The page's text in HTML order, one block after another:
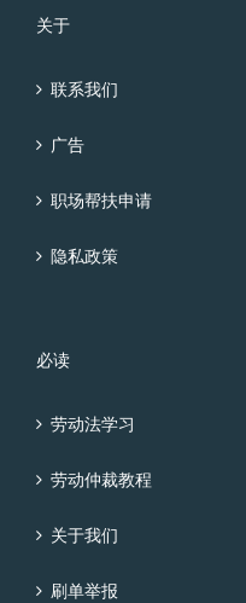
关于
联系我们
广告
职场帮扶申请
隐私政策
必读
劳动法学习
劳动仲裁教程
关于我们
刷单举报